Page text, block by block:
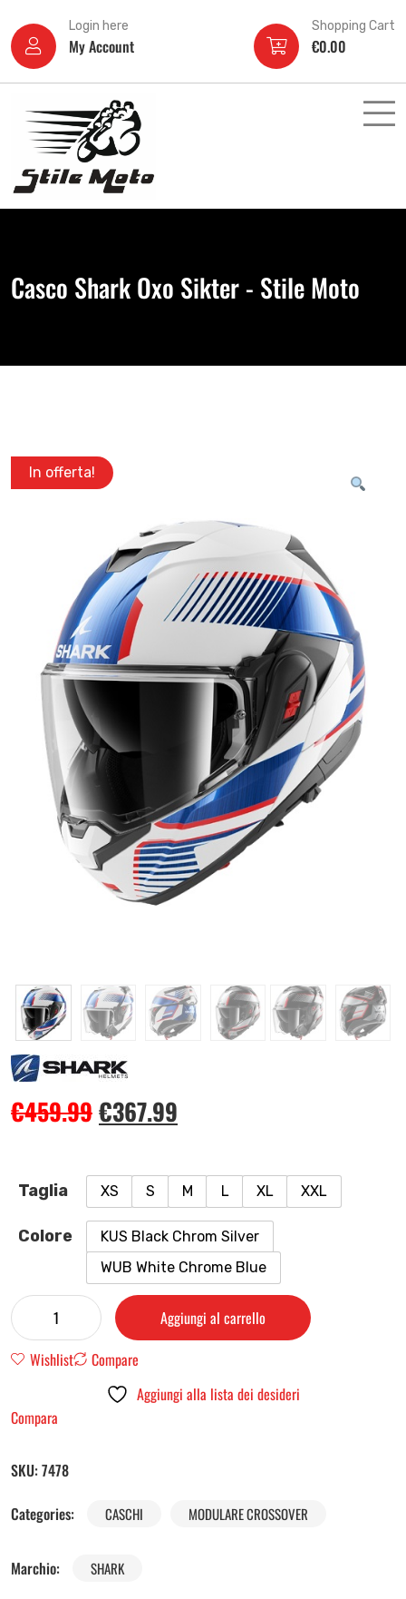
Login here
My Account
Shopping Cart
€0.00
Casco Shark Oxo Sikter - Stile Moto
In offerta!
€459.99€367.99
Taglia XS S M L XL XXL
Colore
KUS Black Chrom Silver
WUB White Chrome Blue
Aggiungi al carrello
Wishlist
Compare
Aggiungi alla lista dei desideri
Compara
SKU: 7478
Categories:
CASCHI MODULARE CROSSOVER
Marchio: SHARK